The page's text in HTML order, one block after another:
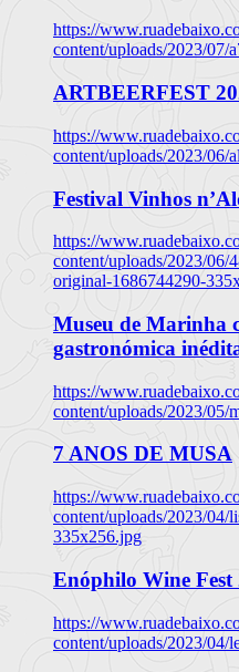
https://
content/uploads/2023/07/
ARTBEERFEST
https://
content/uploads/2023/06/
Festival Vinhos
https://
content/uploads/2023/06/
original-1686744290-
Museu de Marinha
gastronómica
https://
content/uploads/2023/05/
7 ANOS DE MUSA
https://
content/uploads/2023/04/
335x256.jpg
Enóphilo Wine Fest
https://
content/uploads/2023/04/